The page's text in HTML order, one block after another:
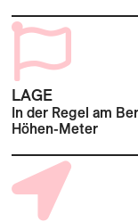
LAGE
In der Regel am
Höhen-Meter